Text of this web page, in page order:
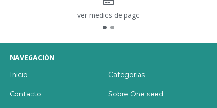
ver medios de pago
NAVEGACIÓN
Inicio Categorias
Contacto Sobre One seed